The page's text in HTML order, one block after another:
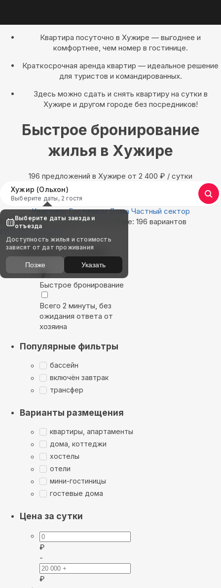
Квартира посуточно в Хужире — выгоднее и
комфортнее, чем номер в гостинице.
Краткосрочная аренда квартир — идеальное решение
для туристов и командированных.
Здесь можно сдать и снять квартиру на сутки в
Хужире и другом городе без посредников!
Быстрое бронирование
жилья в Хужире
196 предложений в Хужире oт 2 400 ₽ / сутки
Хужир (Ольхон)
Выберите даты, 2 гостя
Квартиры Гостиницы Дома Частный сектор
Найдём, где остановиться в Хужире: 196 вариантов
Показать на карте
Выбирайте лучшее
Быстрое бронирование
Всего 2 минуты, без
ожидания ответа от
хозяина
Популярные фильтры
бассейн
включён завтрак
трансфер
Варианты размещения
квартиры, апартаменты
дома, коттеджи
хостелы
отели
мини-гостиницы
гостевые дома
Цена за сутки
₽
-
₽
Выберите даты заезда и
отъезда
Доступность жилья и стоимость
зависят от дат проживания
Позже Указать